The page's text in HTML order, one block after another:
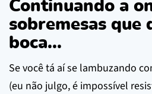
Continuando a
sobremesas que
boca...
Se você tá aí se lambuzando
(eu não julgo, é impossível